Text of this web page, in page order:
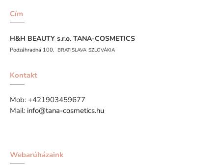
Cím
H&H BEAUTY s.r.o. TANA-COSMETICS
Podzáhradná 100, BRATISLAVA SZLOVÁKIA
Kontakt
Mob: +421903459677
Mail: info@tana-cosmetics.hu
Webarúházaink